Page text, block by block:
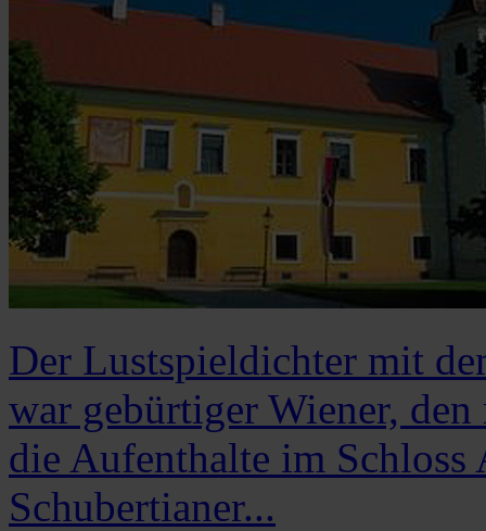
Der Lustspieldichter mit
war gebürtiger Wiener,
die Aufenthalte im
Schubertianer...